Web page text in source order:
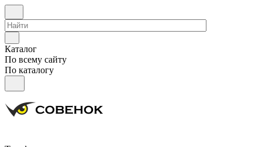
Каталог
По всему сайту
По каталогу